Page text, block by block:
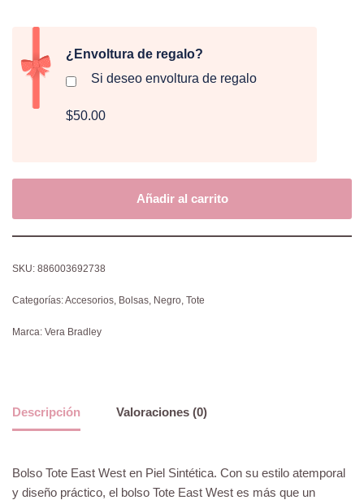
¿Envoltura de regalo?
Si deseo envoltura de regalo
$50.00
Añadir al carrito
SKU: 886003692738
Categorías:Accesorios Bolsas Negro Tote
Marca: Vera Bradley
Descripción Valoraciones (0)
Bolso Tote East West en Piel Sintética. Con su estilo atemporal
y diseño práctico, el bolso Tote East West es más que un